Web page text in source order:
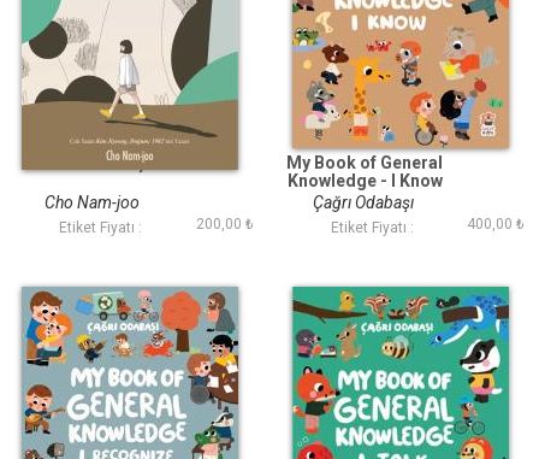
Mandalina Yeşili
Cho Nam-joo
Etiket Fiyatı : 200,00 ₺
My Book of General
Knowledge - I Know
Çağrı Odabaşı
Etiket Fiyatı : 400,00 ₺